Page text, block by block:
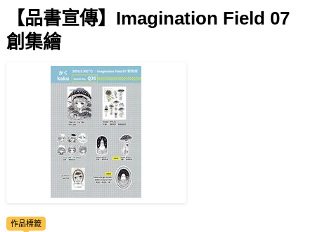
攤位轉讓區
會員功能選單
註冊會員
登入
【品書宣傳】Imagination Field 07
創集繪
作品標籤